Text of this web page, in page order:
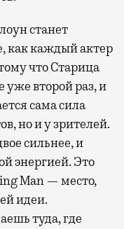
станет
как каждый актер
что Старица
второй раз, и
сама сила
но и у зрителей.
сильнее, и
энергией. Это
Man — место,
идеи.
туда, где